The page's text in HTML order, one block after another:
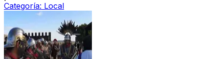
Categoría: Local